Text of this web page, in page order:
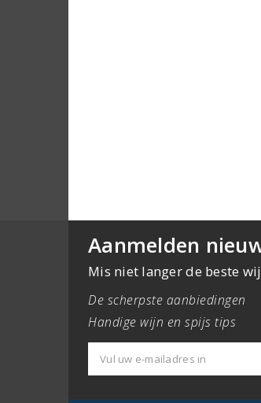
Aanmelden
Mis niet langer de beste
De scherpste aanbiedingen
Handige wijn en spijs tips